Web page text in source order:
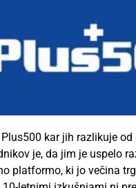
Plus500 kar jih razlikuje od
je, da jim je uspelo
platformo, ki jo večina